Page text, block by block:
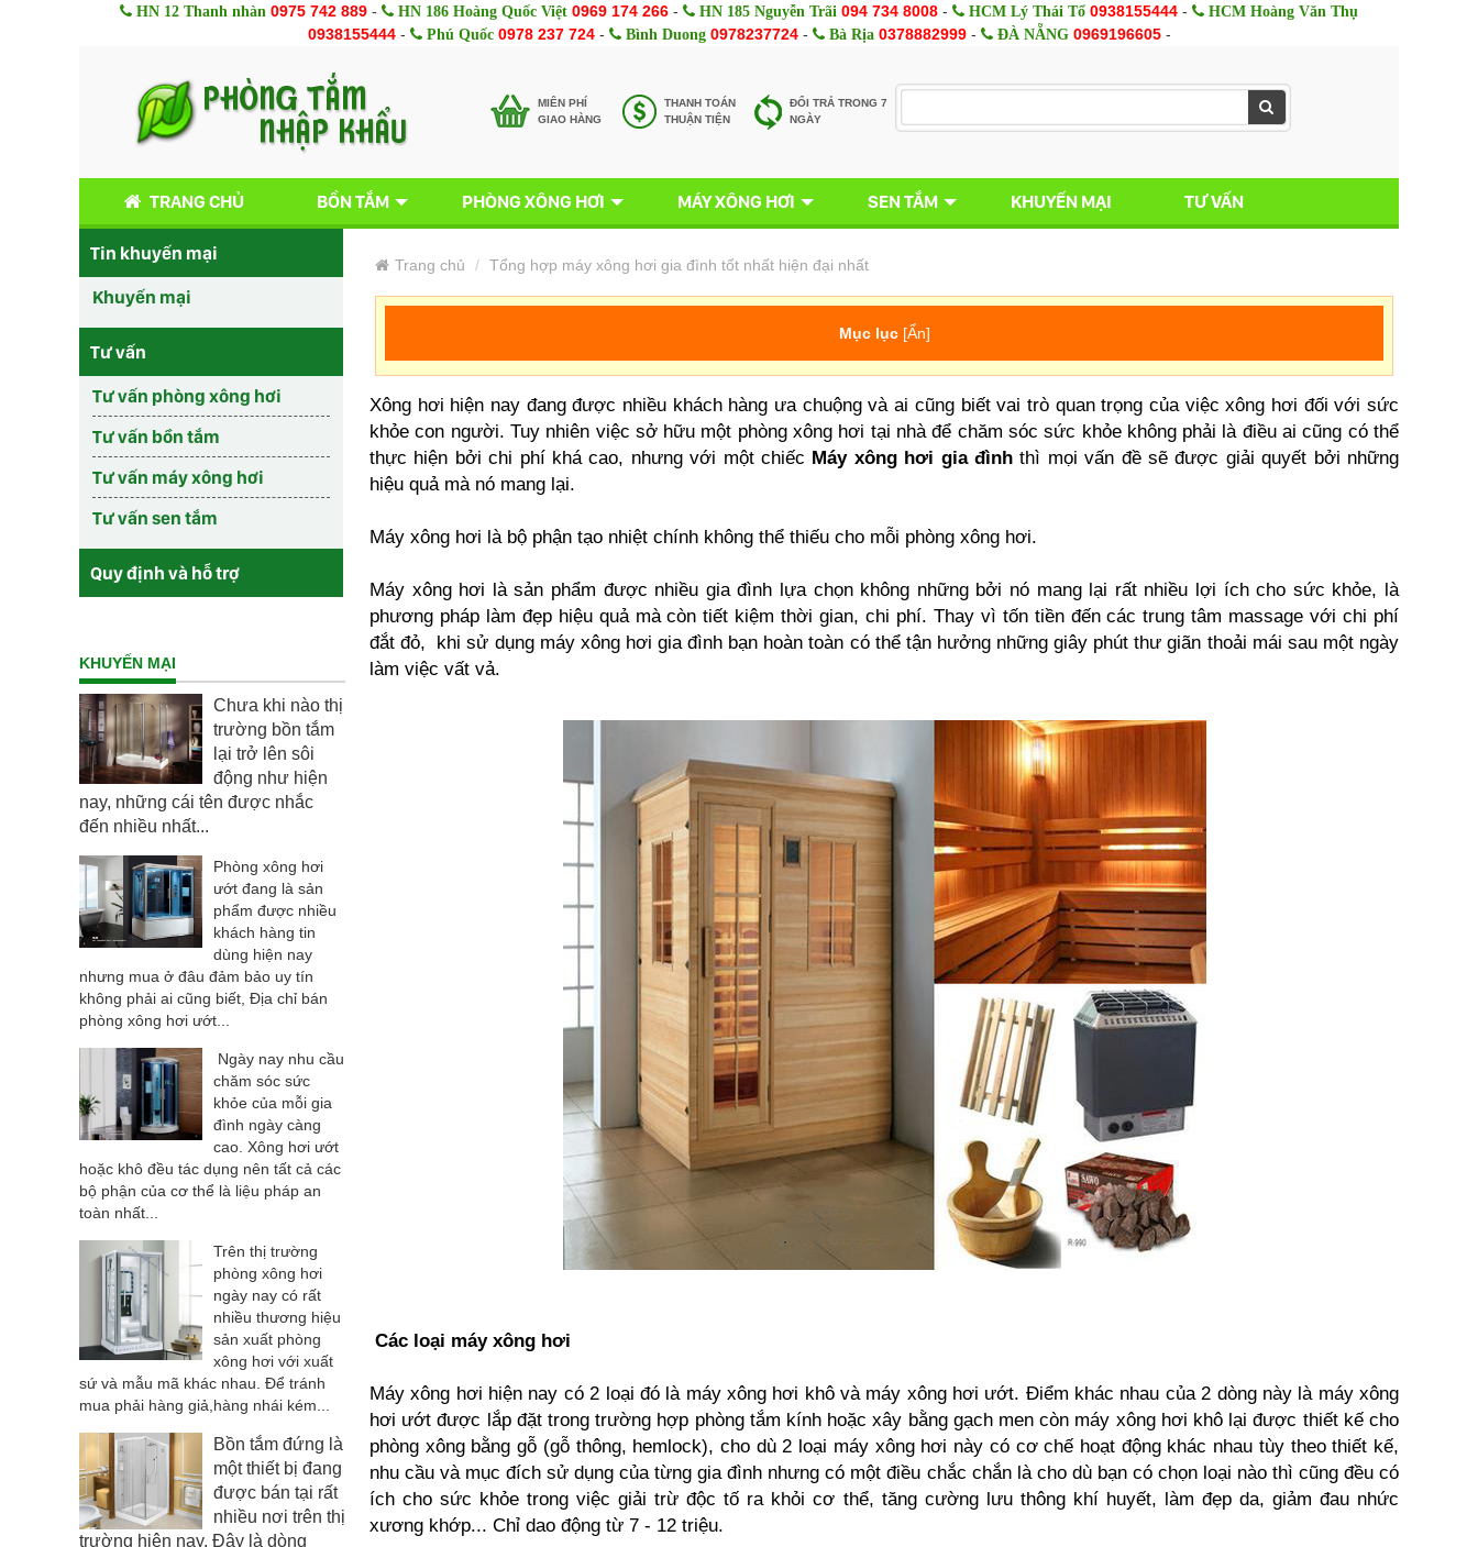
HN 12 Thanh nhàn 0975 742 889 - HN 186 Hoàng Quốc Việt 0969 174 266 - HN 185 Nguyễn Trãi 094 734 8008 - HCM Lý Thái Tổ 0938155444 - HCM Hoàng Văn Thụ
0938155444- Phú Quốc 0978 237 724- Bình Duong 0978237724- Bà Rịa 0378882999- ĐÀ NẴNG 0969196605-
MIÊN PHÍ
GIAO HÀNG
THANH TOÁN
THUẬN TIỆN
ĐỔI TRẢ TRONG 7
NGÀY
TRANG CHỦ BỒN TẮM PHÒNG XÔNG HƠI MÁY XÔNG HƠI SEN TẮM KHUYẾN MẠI TƯ VẤN
Tin khuyến mại
Khuyến mại
Tư vấn
Tư vấn phòng xông hơi
Tư vấn bồn tắm
Tư vấn máy xông hơi
Tư vấn sen tắm
Quy định và hỗ trợ
Trang chủ Tổng hợp máy xông hơi gia đình tốt nhất hiện đại nhất
Mục lục [Ẩn]
Xông hơi hiện nay đang được nhiều khách hàng ưa chuộng và ai cũng biết vai trò quan trọng của việc xông hơi đối với sức
khỏe con người. Tuy nhiên việc sở hữu một phòng xông hơi tại nhà để chăm sóc sức khỏe không phải là điều ai cũng có thể
thực hiện bởi chi phí khá cao, nhưng với một chiếc Máy xông hơi gia đình thì mọi vấn đề sẽ được giải quyết bởi những
hiệu quả mà nó mang lại.
Máy xông hơi là bộ phận tạo nhiệt chính không thể thiếu cho mỗi phòng xông hơi.
Máy xông hơi là sản phẩm được nhiều gia đình lựa chọn không những bởi nó mang lại rất nhiều lợi ích cho sức khỏe, là
phương pháp làm đẹp hiệu quả mà còn tiết kiệm thời gian, chi phí. Thay vì tốn tiền đến các trung tâm massage với chi phí
đắt đỏ, khi sử dụng máy xông hơi gia đình bạn hoàn toàn có thể tận hưởng những giây phút thư giãn thoải mái sau một ngày
làm việc vất vả.
Các loại máy xông hơi
Máy xông hơi hiện nay có 2 loại đó là máy xông hơi khô và máy xông hơi ướt. Điểm khác nhau của 2 dòng này là máy xông
hơi ướt được lắp đặt trong trường hợp phòng tắm kính hoặc xây bằng gạch men còn máy xông hơi khô lại được thiết kế cho
phòng xông bằng gỗ (gỗ thông, hemlock), cho dù 2 loại máy xông hơi này có cơ chế hoạt động khác nhau tùy theo thiết kế,
nhu cầu và mục đích sử dụng của từng gia đình nhưng có một điều chắc chắn là cho dù bạn có chọn loại nào thì cũng đều có
ích cho sức khỏe trong việc giải trừ độc tố ra khỏi cơ thể, tăng cường lưu thông khí huyết, làm đẹp da, giảm đau nhức
xương khớp... Chỉ dao động từ 7 - 12 triệu.
KHUYẾN MẠI
Chưa khi nào thị
trường bồn tắm
lại trở lên sôi
động như hiện
nay, những cái tên được nhắc
đến nhiều nhất...
Phòng xông hơi
ướt đang là sản
phẩm được nhiều
khách hàng tin
dùng hiện nay
nhưng mua ở đâu đảm bảo uy tín
không phải ai cũng biết, Địa chỉ bán
phòng xông hơi ướt...
Ngày nay nhu cầu
chăm sóc sức
khỏe của mỗi gia
đình ngày càng
cao. Xông hơi ướt
hoặc khô đều tác dụng nên tất cả các
bộ phận của cơ thể là liệu pháp an
toàn nhất...
Trên thị trường
phòng xông hơi
ngày nay có rất
nhiều thương hiệu
sản xuất phòng
xông hơi với xuất
sứ và mẫu mã khác nhau. Để tránh
mua phải hàng giả,hàng nhái kém...
Bồn tắm đứng là
một thiết bị đang
được bán tại rất
nhiều nơi trên thị
trường hiện nay. Đây là dòng